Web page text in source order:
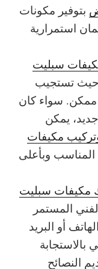
بتوفير مكونات
استمرارية
سبليت
حيث تستجيب
ممكن. سواء كان
يمكن
مكيفات
وبأعلى
مكيفات سبليت
المستمر
أو البريد
بالاستجابة
النصائح